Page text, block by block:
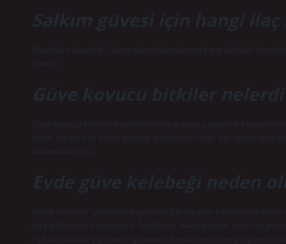
Salkım güvesi için hangi ilaç
Biyolojik mücadele: Salkım güvesi larvalarına karşı Bacillus
önerilir.
Güve kovucu bitkiler
Güve kovucu bitkileri kıyafetlerinizin arasına poşetlere
kekik, karanfil ve defne yaprağı gibi kokulu otlar için uygun
kullanabilirsiniz.
Evde güve kelebeği neden
Nemli ortamlar güvelerin büyümesi için idealdir. Kahverengi
fark edilmesini kolaylaştırır. Tahıllarda, baklagillerde, odun ve
Açıkta bırakılan yiyecekler güvelerin beslenmesini ve gelişmesini